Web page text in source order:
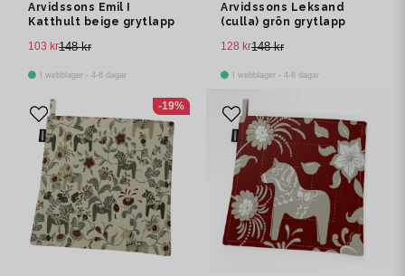
Arvidssons Emil I
Katthult beige grytlapp
148 kr
103 kr
I webblager - 4-8 dagar
Arvidssons Leksand
(culla) grön grytlapp
148 kr
128 kr
I webblager - 4-8 dagar
-19%